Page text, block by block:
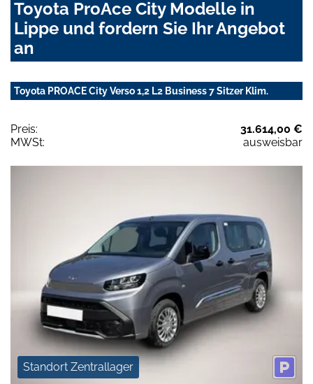
Toyota ProAce City Modelle in
Lippe und fordern Sie Ihr Angebot
an
Toyota PROACE City Verso 1,2 L2 Business 7 Sitzer Klim.
Preis:
31.614,00 €
MWSt:
ausweisbar
Standort Zentrallager